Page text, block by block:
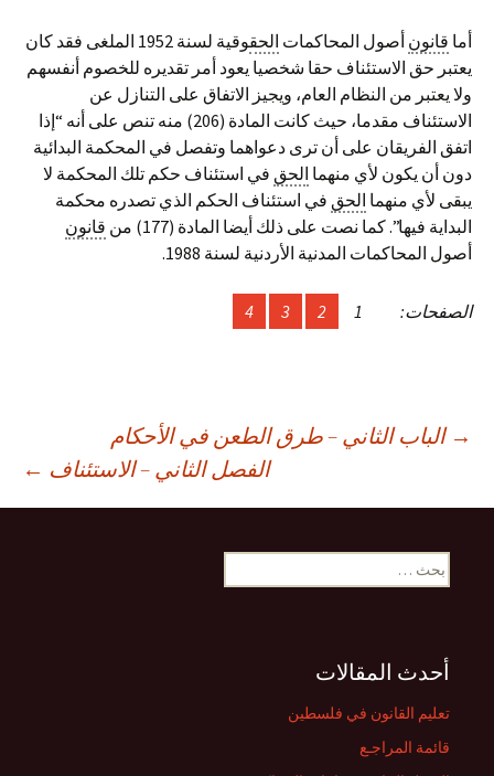
أما قانون أصول المحاكمات الحق
وقية لسنة 1952 الملغى فقد كان
يعتبر حق الاستئناف حقا شخصيا يعود أمر تقديره للخصوم أنفسهم
ولا يعتبر من النظام العام، ويجيز الاتفاق على التنازل عن
الاستئناف مقدما، حيث كانت المادة (206) منه تنص على أنه “إذا
اتفق الفريقان على أن ترى دعواهما وتفصل في المحكمة البدائية
دون أن يكون لأي منهما الحق في استئناف حكم تلك المحكمة لا
يبقى لأي منهما الحق في استئناف الحكم الذي تصدره محكمة
البداية فيها”. كما نصت على ذلك أيضا المادة (177) من
قانون
أصول المحاكمات المدنية الأردنية لسنة 1988.
الصفحات: 1
2
3
4
تصفّح
المقالات
→ الباب الثاني – طرق الطعن في الأحكام
الفصل الثاني – الاستئناف ←
عن:
أحدث المقالات
تعليم القانون في فلسطين
قائمة المراجـع